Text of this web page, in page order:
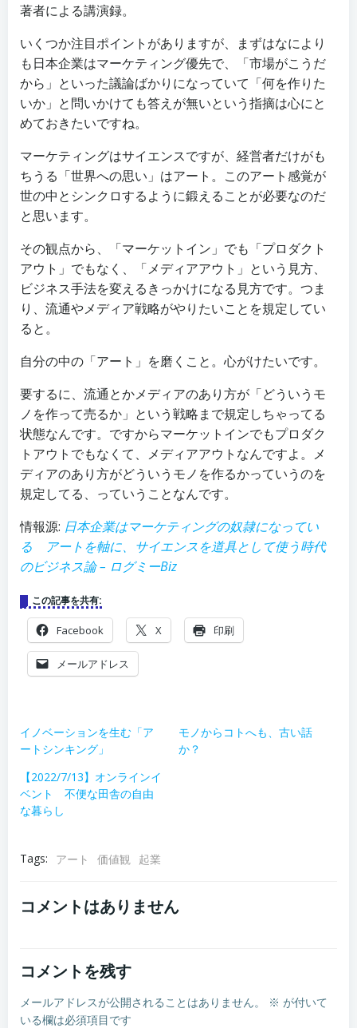
著者による講演録。
いくつか注目ポイントがありますが、まずはなにより
も日本企業はマーケティング優先で、「市場がこうだ
から」といった議論ばかりになっていて「何を作りた
いか」と問いかけても答えが無いという指摘は心にと
めておきたいですね。
マーケティングはサイエンスですが、経営者だけがも
ちうる「世界への思い」はアート。このアート感覚が
世の中とシンクロするように鍛えることが必要なのだ
と思います。
その観点から、「マーケットイン」でも「プロダクト
アウト」でもなく、「メディアアウト」という見方、
ビジネス手法を変えるきっかけになる見方です。つま
り、流通やメディア戦略がやりたいことを規定してい
ると。
自分の中の「アート」を磨くこと。心がけたいです。
要するに、流通とかメディアのあり方が「どういうモ
ノを作って売るか」という戦略まで規定しちゃってる
状態なんです。ですからマーケットインでもプロダク
トアウトでもなくて、メディアアウトなんですよ。メ
ディアのあり方がどういうモノを作るかっていうのを
規定してる、っていうことなんです。
情報源: 日本企業はマーケティングの奴隷になってい
る アートを軸に、サイエンスを道具として使う時代
のビジネス論 – ログミーBiz
この記事を共有:
Facebook X 印刷
メールアドレス
イノベーションを生む「ア
ートシンキング」
モノからコトへも、古い話
か？
【2022/7/13】オンラインイ
ベント 不便な田舎の自由
な暮らし
Tags: アート 価値観 起業
コメントはありません
コメントを残す
メールアドレスが公開されることはありません。 ※ が付いて
いる欄は必須項目です